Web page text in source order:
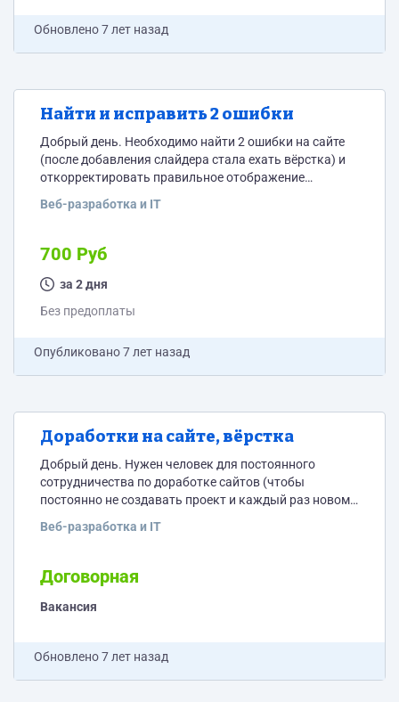
Обновлено7 лет назад
Найти и исправить 2 ошибки
Добрый день. Необходимо найти 2 ошибки на сайте
(после добавления слайдера стала ехать вёрстка) и
откорректировать правильное отображение
собран на графическом конструкторе (без cms). Саму
обновлении страницы вёрстка будет писаться
конструктором заново по-своему), корректировать
можно только стили и загрузочные файлы на фтп или
странице.
Веб-разработка и IT
700 Руб
за 2 дня
Без предоплаты
Опубликовано7 лет назад
Доработки на сайте, вёрстка
Добрый день. Нужен человек для постоянного
сотрудничества по доработке сайтов (чтобы
постоянно не создавать проект и каждый раз новому
требуется) Нужно будет вносить мелкие и не очень
слайдеры, калькуляторы, меню, искать ошибки и
т.п.). В основном работа будет с одним сайтом, но
периодически нам требуется делать что-то ещё. Сайт
Веб-разработка и IT
Договорная
Вакансия
Обновлено7 лет назад